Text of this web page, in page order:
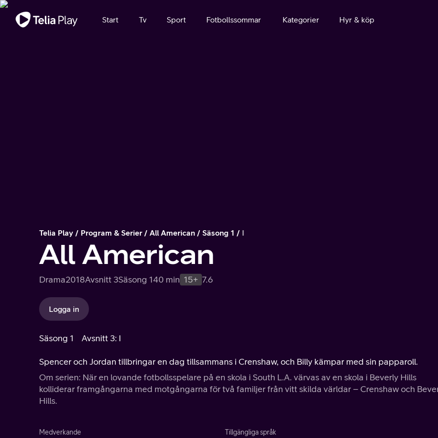
Viktigt meddelande
Start Tv Sport Fotbollssommar Kategorier Hyr & köp
Telia Play Program & Serier All American Säsong 1 I
All American
Drama2018Avsnitt 3Säsong 140 min 15+ 7.6
Logga in
Säsong 1 Avsnitt 3: I
Spencer och Jordan tillbringar en dag tillsammans i Crenshaw, och Billy kämpar med sin papparoll.
Om serien: När en lovande fotbollsspelare på en skola i South L.A. värvas av en skola i Beverly Hills
kolliderar framgångarna med motgångarna för två familjer från vitt skilda världar – Crenshaw och
Hills.
Medverkande Tillgängliga språk